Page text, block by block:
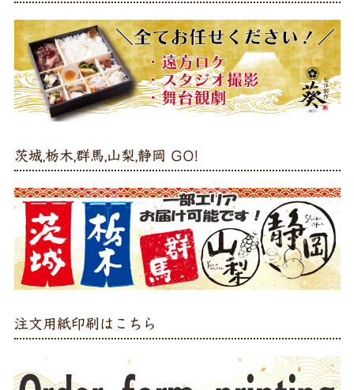
茨城,栃木,群馬,山梨,静岡 GO!
注文用紙印刷はこちら